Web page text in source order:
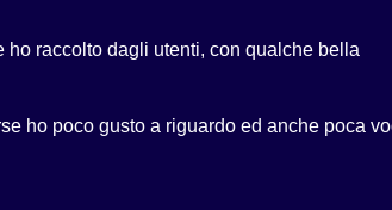
raccolto dagli utenti, con qualche bella
ho poco gusto a riguardo ed anche poca